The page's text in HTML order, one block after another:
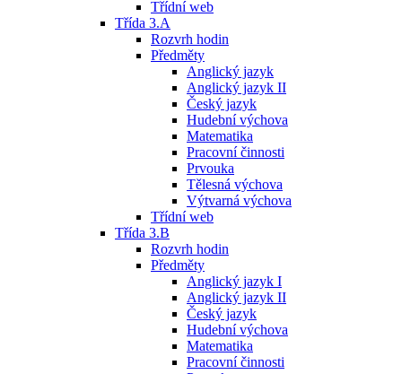
Třídní web
Třída 3.A
Rozvrh hodin
Předměty
Anglický jazyk
Anglický jazyk II
Český jazyk
Hudební výchova
Matematika
Pracovní činnosti
Prvouka
Tělesná výchova
Výtvarná výchova
Třídní web
Třída 3.B
Rozvrh hodin
Předměty
Anglický jazyk I
Anglický jazyk II
Český jazyk
Hudební výchova
Matematika
Pracovní činnosti